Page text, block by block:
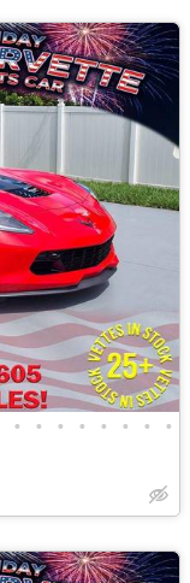
• • • • • • • •